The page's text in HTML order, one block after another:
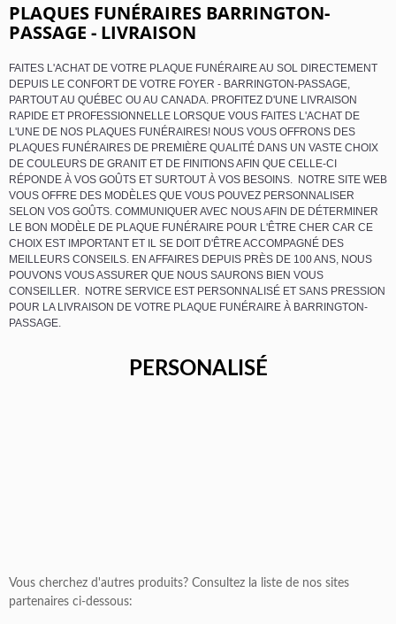
PLAQUES FUNÉRAIRES BARRINGTON-
PASSAGE - LIVRAISON
FAITES L'ACHAT DE VOTRE PLAQUE FUNÉRAIRE AU SOL DIRECTEMENT
DEPUIS LE CONFORT DE VOTRE FOYER - BARRINGTON-PASSAGE,
PARTOUT AU QUÉBEC OU AU CANADA. PROFITEZ D'UNE LIVRAISON
RAPIDE ET PROFESSIONNELLE LORSQUE VOUS FAITES L'ACHAT DE
L'UNE DE NOS PLAQUES FUNÉRAIRES! NOUS VOUS OFFRONS DES
PLAQUES FUNÉRAIRES DE PREMIÈRE QUALITÉ DANS UN VASTE CHOIX
DE COULEURS DE GRANIT ET DE FINITIONS AFIN QUE CELLE-CI
RÉPONDE À VOS GOÛTS ET SURTOUT À VOS BESOINS. NOTRE SITE WEB
VOUS OFFRE DES MODÈLES QUE VOUS POUVEZ PERSONNALISER
SELON VOS GOÛTS. COMMUNIQUER AVEC NOUS AFIN DE DÉTERMINER
LE BON MODÈLE DE PLAQUE FUNÉRAIRE POUR L'ÊTRE CHER CAR CE
CHOIX EST IMPORTANT ET IL SE DOIT D'ÊTRE ACCOMPAGNÉ DES
MEILLEURS CONSEILS. EN AFFAIRES DEPUIS PRÈS DE 100 ANS, NOUS
POUVONS VOUS ASSURER QUE NOUS SAURONS BIEN VOUS
CONSEILLER. NOTRE SERVICE EST PERSONNALISÉ ET SANS PRESSION
POUR LA LIVRAISON DE VOTRE PLAQUE FUNÉRAIRE À BARRINGTON-
PASSAGE.
PERSONALISÉ
Vous cherchez d'autres produits? Consultez la liste de nos sites
partenaires ci-dessous: